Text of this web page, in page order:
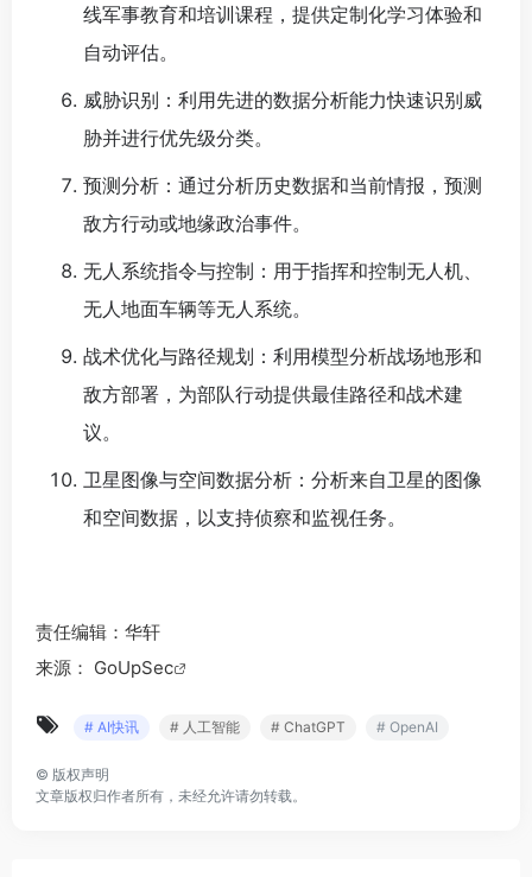
线军事教育和培训课程，提供定制化学习体验和
自动评估。
威胁识别：利用先进的数据分析能力快速识别威
胁并进行优先级分类。
预测分析：通过分析历史数据和当前情报，预测
敌方行动或地缘政治事件。
无人系统指令与控制：用于指挥和控制无人机、
无人地面车辆等无人系统。
战术优化与路径规划：利用模型分析战场地形和
敌方部署，为部队行动提供最佳路径和战术建
议。
卫星图像与空间数据分析：分析来自卫星的图像
和空间数据，以支持侦察和监视任务。
责任编辑：华轩
来源： GoUpSec
# AI快讯 # 人工智能 # ChatGPT # OpenAI
© 版权声明
文章版权归作者所有，未经允许请勿转载。